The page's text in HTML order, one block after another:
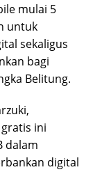
mulai 5
untuk
sekaligus
bagi
Belitung.
ini
dalam
digital